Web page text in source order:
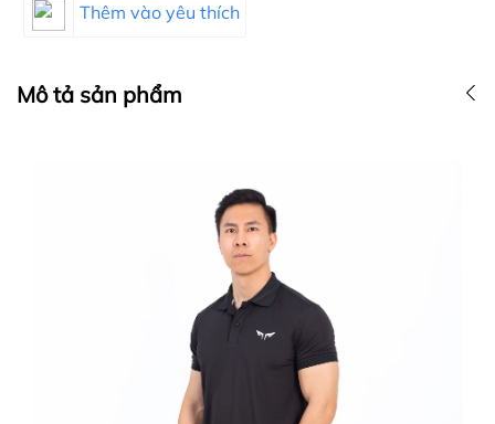
Thêm vào yêu thích
Mô tả sản phẩm